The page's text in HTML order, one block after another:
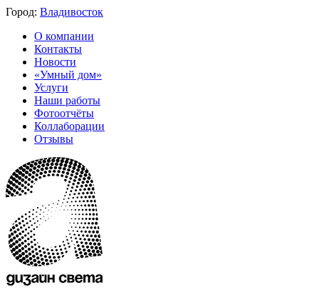
Город: Владивосток
О компании
Контакты
Новости
«Умный дом»
Услуги
Наши работы
Фотоотчёты
Коллаборации
Отзывы